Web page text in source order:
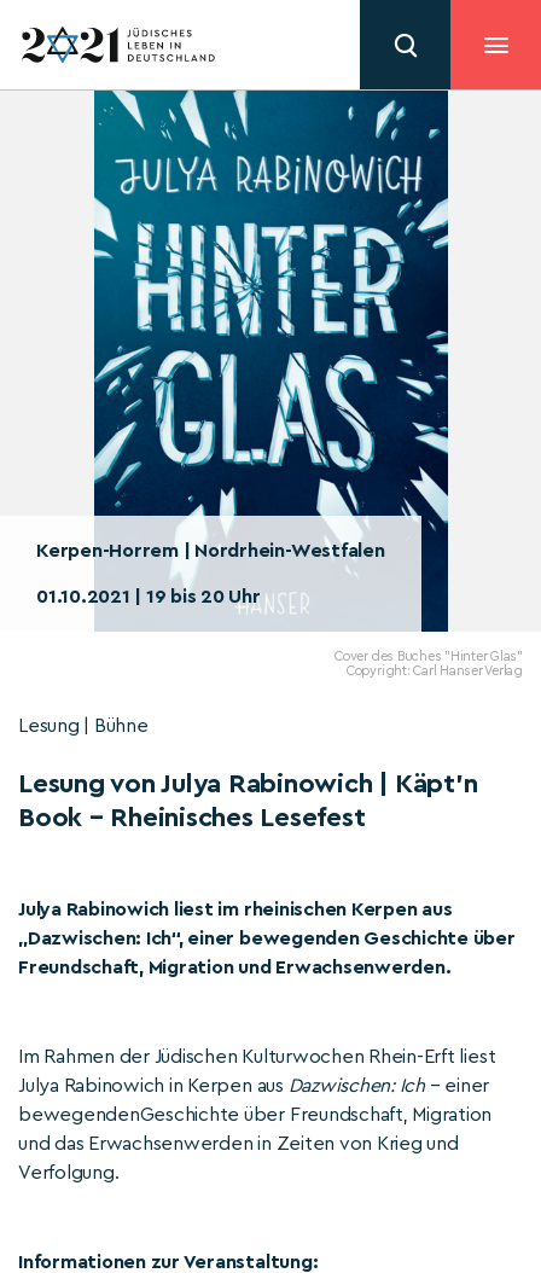
Kerpen-Horrem | Nordrhein-Westfalen
01.10.2021 | 19 bis 20 Uhr
Cover des Buches "Hinter Glas"
Copyright: Carl Hanser Verlag
Lesung | Bühne
Lesung von Julya Rabinowich | Käpt’n
Book – Rheinisches Lesefest
Julya Rabinowich liest im rheinischen Kerpen aus
„Dazwischen: Ich“, einer bewegenden Geschichte über
Freundschaft, Migration und Erwachsenwerden.
Im Rahmen der Jüdischen Kulturwochen Rhein-Erft liest
Julya Rabinowich in Kerpen aus Dazwischen: Ich– einer
bewegendenGeschichte über Freundschaft, Migration
und das Erwachsenwerden in Zeiten von Krieg und
Verfolgung.
Informationen zur Veranstaltung: